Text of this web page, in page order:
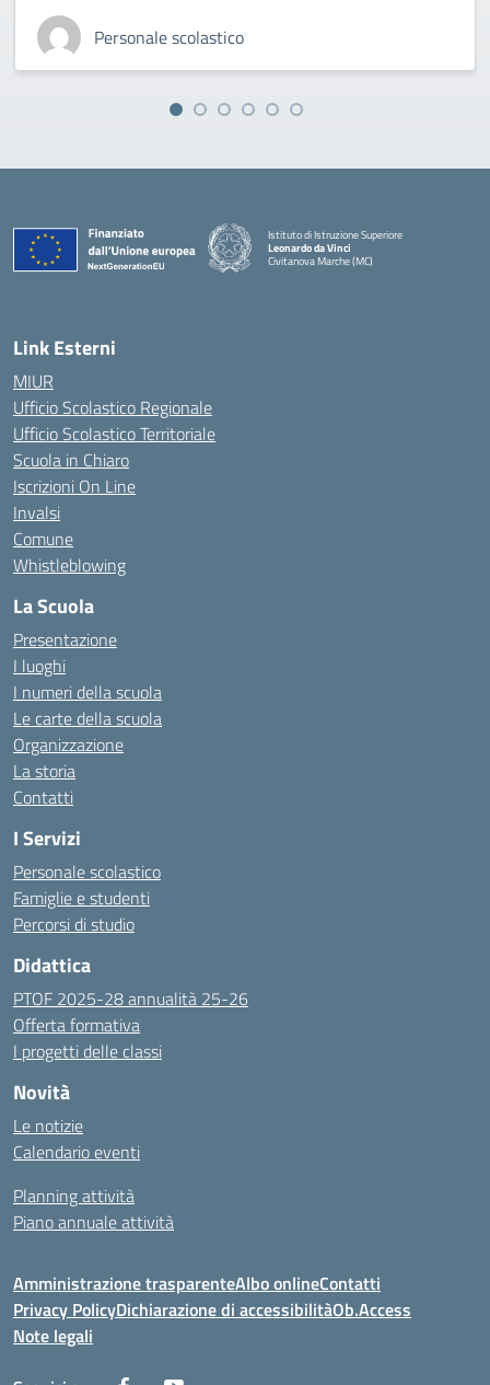
Personale scolastico
Istituto di Istruzione Superiore
Leonardo da Vinci
Civitanova Marche (MC)
Link Esterni
MIUR
Ufficio Scolastico Regionale
Ufficio Scolastico Territoriale
Scuola in Chiaro
Iscrizioni On Line
Invalsi
Comune
Whistleblowing
La Scuola
Presentazione
I luoghi
I numeri della scuola
Le carte della scuola
Organizzazione
La storia
Contatti
I Servizi
Personale scolastico
Famiglie e studenti
Percorsi di studio
Didattica
PTOF 2025-28 annualità 25-26
Offerta formativa
I progetti delle classi
Novità
Le notizie
Calendario eventi
Planning attività
Piano annuale attività
Amministrazione trasparenteAlbo onlineContatti
Privacy PolicyDichiarazione di accessibilitàOb.Access
Note legali